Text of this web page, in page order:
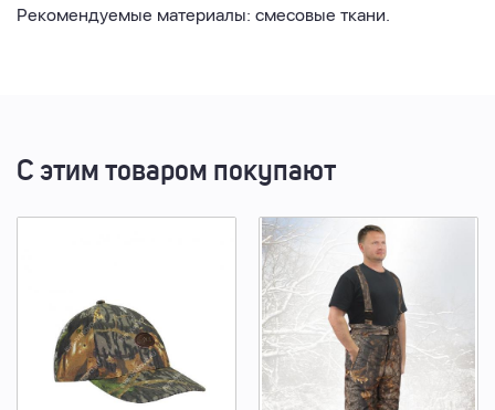
Рекомендуемые материалы: смесовые ткани.
С этим товаром покупают